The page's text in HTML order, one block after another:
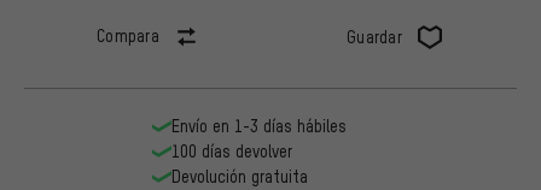
Compara Guardar
Envío en 1-3 días hábiles
100 días devolver
Devolución gratuita